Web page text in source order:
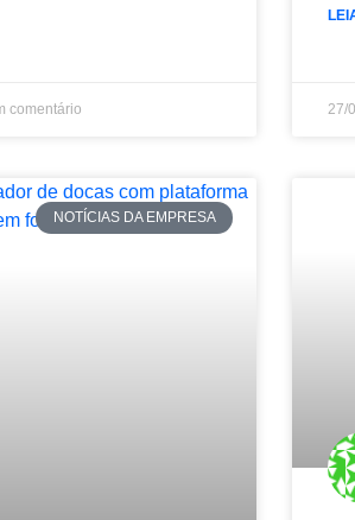
comentário 27/
NOTÍCIAS DA EMPRESA